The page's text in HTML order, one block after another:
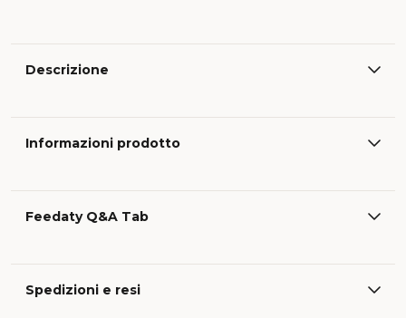
Descrizione
Informazioni prodotto
Feedaty Q&A Tab
Spedizioni e resi